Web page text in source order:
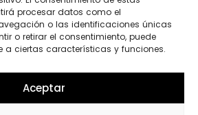
procesar datos como el
o las identificaciones únicas
o retirar el consentimiento, puede
a ciertas características y funciones.
Aceptar